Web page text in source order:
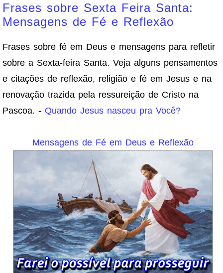
Frases sobre Sexta Feira Santa:
Mensagens de Fé e Reflexão
Frases sobre fé em Deus e mensagens para refletir
sobre a Sexta-feira Santa. Veja alguns pensamentos
e citações de reflexão, religião e fé em Jesus e na
renovação trazida pela ressureição de Cristo na
Pascoa. - Quando Jesus nasceu pra Você?
Mensagens de Fé em Deus e Reflexão